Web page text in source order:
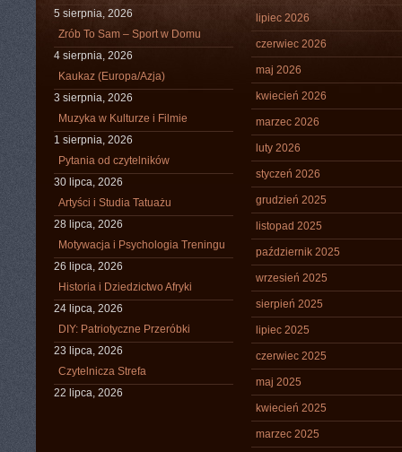
5 sierpnia, 2026
Zrób To Sam – Sport w Domu
4 sierpnia, 2026
Kaukaz (Europa/Azja)
3 sierpnia, 2026
Muzyka w Kulturze i Filmie
1 sierpnia, 2026
Pytania od czytelników
30 lipca, 2026
Artyści i Studia Tatuażu
28 lipca, 2026
Motywacja i Psychologia Treningu
26 lipca, 2026
Historia i Dziedzictwo Afryki
24 lipca, 2026
DIY: Patriotyczne Przeróbki
23 lipca, 2026
Czytelnicza Strefa
22 lipca, 2026
lipiec 2026
czerwiec 2026
maj 2026
kwiecień 2026
marzec 2026
luty 2026
styczeń 2026
grudzień 2025
listopad 2025
październik 2025
wrzesień 2025
sierpień 2025
lipiec 2025
czerwiec 2025
maj 2025
kwiecień 2025
marzec 2025